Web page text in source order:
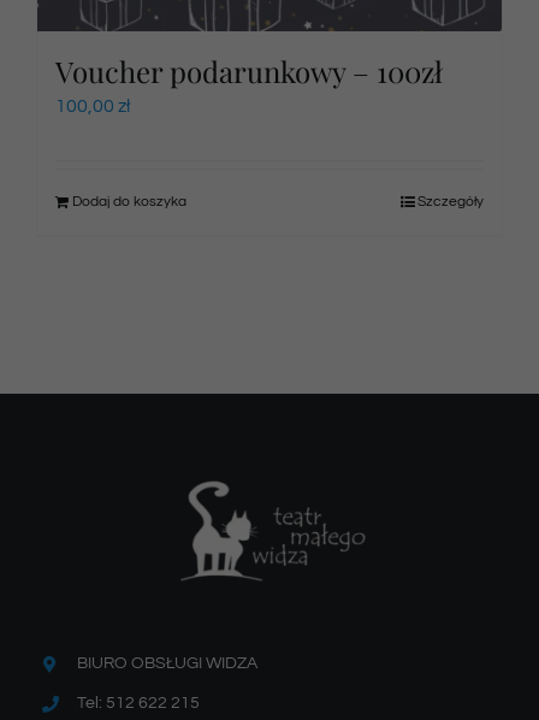
Voucher podarunkowy – 100zł
100,00 zł
Dodaj do koszyka Szczegóły
BIURO OBSŁUGI WIDZA
Tel: 512 622 215